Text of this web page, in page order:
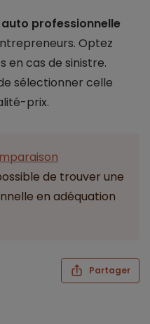
professionnelle
Optez
en cas de sinistre.
sélectionner celle
prix.
de trouver une
en adéquation
Partager